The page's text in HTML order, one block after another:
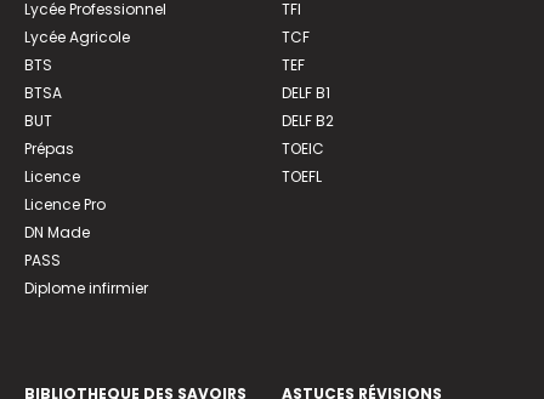
Lycée Professionnel
Lycée Agricole
BTS
BTSA
BUT
Prépas
Licence
Licence Pro
DN Made
PASS
Diplome infirmier
TFI
TCF
TEF
DELF B1
DELF B2
TOEIC
TOEFL
BIBLIOTHEQUE DES SAVOIRS
ASTUCES RÉVISIONS